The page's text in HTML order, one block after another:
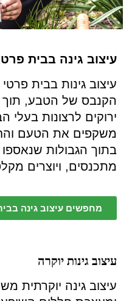
עיצוב גינה בבית
עיצוב גינות בבית
הקנבס של הטבע,
ירוקים לרצונות בעלי
משקפים את הטעם
בתוך הגבולות
מתכנסים, ויוצרים
מחפשים עיצוב גינה
עיצוב גינות יוקרה
עיצוב גינה